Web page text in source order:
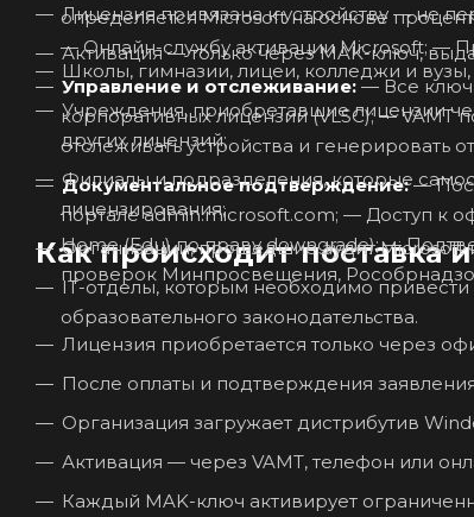
определяется Microsoft на основе процента от
—
Управление и отслеживание:
корпоративных лицензий (VLSC); — VAMT позволяет контролировать оставшееся количество активаций,
отслеживать устройства и генерировать
Документальное подтверждение:— После покупки организация получает цифровое подтверждение на
портале admin.microsoft.com; — Доступ к официальному дистрибутиву Windows 11 Home (Edu) (или Windows 10
Home (Edu) по праву downgrade); — Подтверждение легальности — ключевой документ для внутреннего аудита,
проверок Минпросвещения,
Лицензия привязана к устройству — не
Активация — только через MAK-ключ,
Школы, гимназии, лицеи, колледжи и
Учреждения, приобретавшие лицензии
других лицензий;
Филиалы и подразделения, которые
лицензирования;
Организации, прошедшие аудит Microsoft
IT-отделы, которым необходимо
образовательного законодательства.
Как происходит поставка
Лицензия приобретается только через
После оплаты и подтверждения
Организация загружает дистрибутив
Активация — через VAMT, телефон или
Каждый MAK-ключ активирует